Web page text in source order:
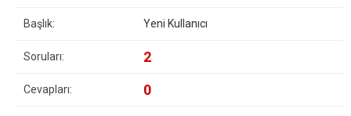
Başlık: Yeni Kullanıcı
Soruları: 2
Cevapları: 0